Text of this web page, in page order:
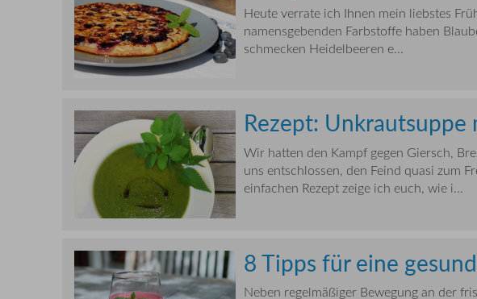
Heute verrate ich Ihnen mein liebstes
namensgebenden Farbstoffe haben
schmecken Heidelbeeren e...
Rezept: Unkrautsuppe
Wir hatten den Kampf gegen Giersch,
uns entschlossen, den Feind quasi zum
einfachen Rezept zeige ich euch, wie i...
8 Tipps für eine
Neben regelmäßiger Bewegung an der